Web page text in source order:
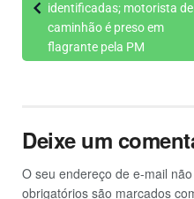
identificadas; motorista de
caminhão é preso em
flagrante pela PM
Deixe um
O seu endereço de e-mail
obrigatórios são marcados